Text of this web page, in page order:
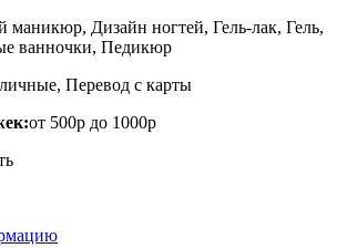
маникюр, Дизайн ногтей, Гель-лак, Гель,
ванночки, Педикюр
Перевод с карты
от 500р до 1000р